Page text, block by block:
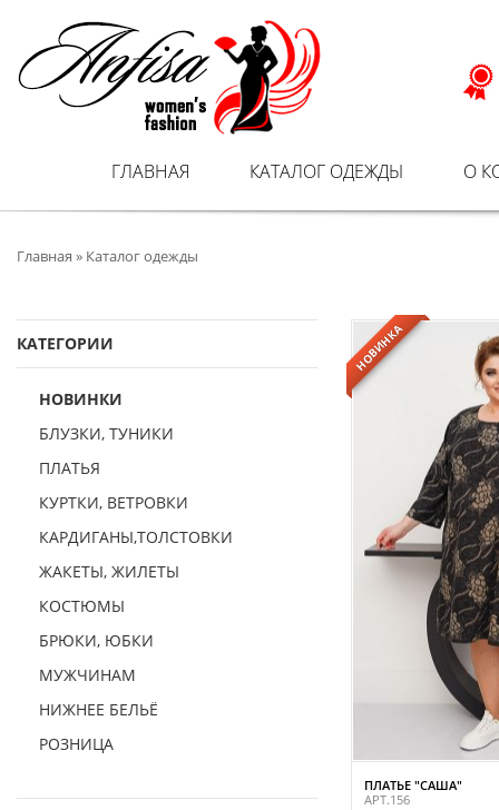
ГЛАВНАЯ КАТАЛОГ ОДЕЖДЫ О
Главная » Каталог одежды
КАТЕГОРИИ
НОВИНКИ
БЛУЗКИ, ТУНИКИ
ПЛАТЬЯ
КУРТКИ, ВЕТРОВКИ
КАРДИГАНЫ,ТОЛСТОВКИ
ЖАКЕТЫ, ЖИЛЕТЫ
КОСТЮМЫ
БРЮКИ, ЮБКИ
МУЖЧИНАМ
НИЖНЕЕ БЕЛЬЁ
РОЗНИЦА
НОВИНКА
ПЛАТЬЕ "САША"
АРТ.156